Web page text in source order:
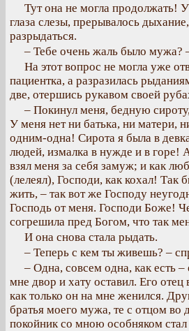
Тут она не могла продолжать!
глаза слезы, прерывалось
разрыдаться.
– Тебе очень жаль было мужа?
На этот вопрос не могла уже
пациентка, а разразилась
две, отершись рукавом своей
– Покинул меня, бедную
У меня нет ни батька, ни матери,
одним-одна! Сирота я была в
людей, измалка в нужде и в горе!
взял меня за себя замуж; и как
(лелеял), Господи, как кохал! Так
жить, – так вот же Господу
Господь от меня. Господи Боже!
согрешила пред Богом, что так
И она снова стала рыдать.
– Теперь с кем ты живешь? –
– Одна, совсем одна, как есть
мне двор и хату оставил. Его
как только он на мне женился.
братья моего мужа, те с отцом во
покойник со мною особняком